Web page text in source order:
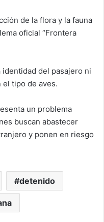
de la flora y la fauna
oficial “Frontera
del pasajero ni
tipo de aves.
un problema
buscan abastecer
y ponen en riesgo
detenido